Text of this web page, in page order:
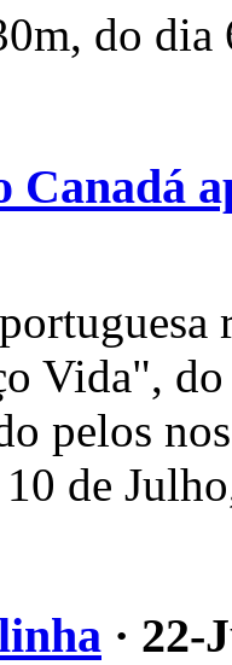
do dia
Canadá
Vida",
pelos
de
· 22-